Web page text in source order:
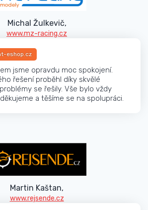
Michal Žulkevič,
www.mz-racing.cz
eshop.cz
jsme opravdu moc spokojení.
řešení proběhl díky skvělé
se řešily. Vše bylo vždy
a těšíme se na spolupráci.
Martin Kaštan,
www.rejsende.cz